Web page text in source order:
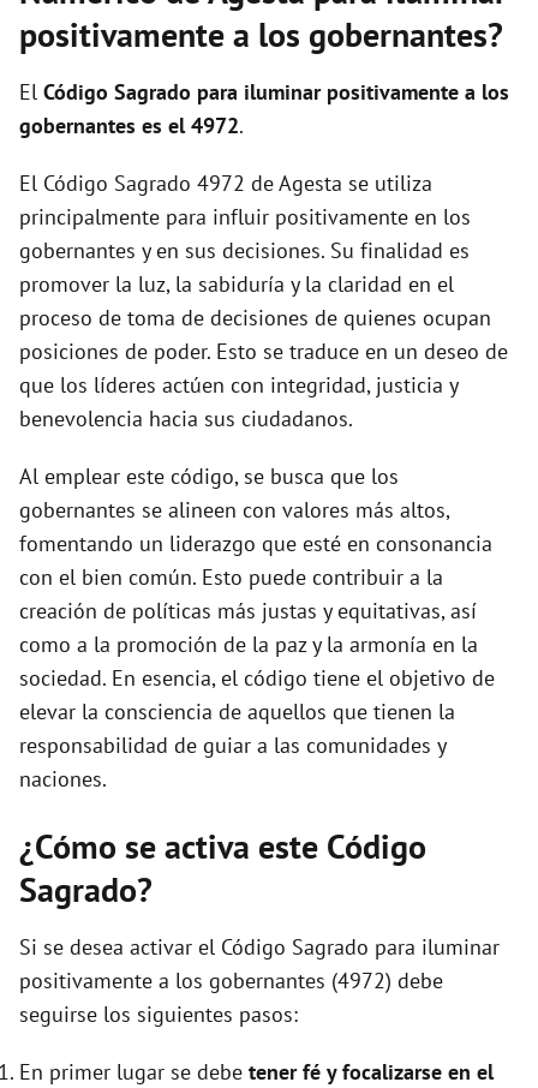
i
d
o
positivamente a los gobernantes?
El Código Sagrado para iluminar positivamente a los
gobernantes es el 4972.
El Código Sagrado 4972 de Agesta se utiliza
principalmente para influir positivamente en los
gobernantes y en sus decisiones. Su finalidad es
promover la luz, la sabiduría y la claridad en el
proceso de toma de decisiones de quienes ocupan
posiciones de poder. Esto se traduce en un deseo de
que los líderes actúen con integridad, justicia y
benevolencia hacia sus ciudadanos.
Al emplear este código, se busca que los
gobernantes se alineen con valores más altos,
fomentando un liderazgo que esté en consonancia
con el bien común. Esto puede contribuir a la
creación de políticas más justas y equitativas, así
como a la promoción de la paz y la armonía en la
sociedad. En esencia, el código tiene el objetivo de
elevar la consciencia de aquellos que tienen la
responsabilidad de guiar a las comunidades y
naciones.
¿Cómo se activa este Código
Sagrado?
Si se desea activar el Código Sagrado para iluminar
positivamente a los gobernantes (4972) debe
seguirse los siguientes pasos:
En primer lugar se debe tener fé y focalizarse en el